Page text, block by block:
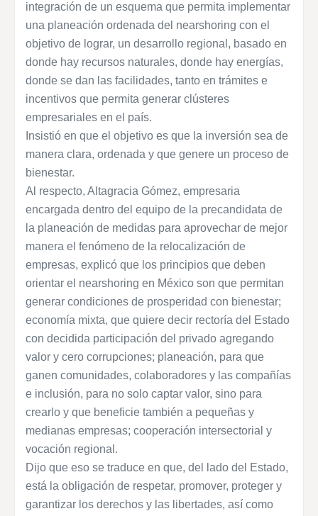
integración de un esquema que permita implementar
una planeación ordenada del nearshoring con el
objetivo de lograr, un desarrollo regional, basado en
donde hay recursos naturales, donde hay energías,
donde se dan las facilidades, tanto en trámites e
incentivos que permita generar clústeres
empresariales en el país.
Insistió en que el objetivo es que la inversión sea de
manera clara, ordenada y que genere un proceso de
bienestar.
Al respecto, Altagracia Gómez, empresaria
encargada dentro del equipo de la precandidata de
la planeación de medidas para aprovechar de mejor
manera el fenómeno de la relocalización de
empresas, explicó que los principios que deben
orientar el nearshoring en México son que permitan
generar condiciones de prosperidad con bienestar;
economía mixta, que quiere decir rectoría del Estado
con decidida participación del privado agregando
valor y cero corrupciones; planeación, para que
ganen comunidades, colaboradores y las compañías
e inclusión, para no solo captar valor, sino para
crearlo y que beneficie también a pequeñas y
medianas empresas; cooperación intersectorial y
vocación regional.
Dijo que eso se traduce en que, del lado del Estado,
está la obligación de respetar, promover, proteger y
garantizar los derechos y las libertades, así como